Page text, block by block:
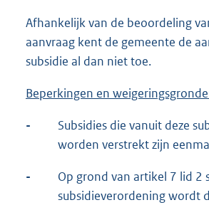
Afhankelijk van de beoordeling
aanvraag kent de gemeente de
subsidie al dan niet toe.
Beperkingen en
-
Subsidies die vanuit deze
worden verstrekt zijn
-
Op grond van artikel 7 lid 2
subsidieverordening wordt